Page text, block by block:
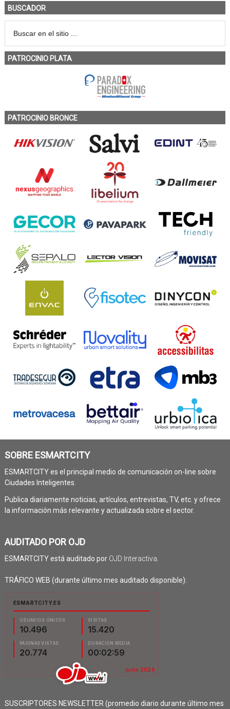
BUSCADOR
PATROCINIO PLATA
PATROCINIO BRONCE
SOBRE ESMARTCITY
ESMARTCITY es el principal medio de comunicación on-line sobre
Ciudades Inteligentes.
Publica diariamente noticias, artículos, entrevistas, TV, etc. y ofrece
la información más relevante y actualizada sobre el sector.
AUDITADO POR OJD
ESMARTCITY está auditado por OJD Interactiva
TRÁFICO WEB (durante último mes auditado disponible):
SUSCRIPTORES NEWSLETTER (promedio diario durante último mes